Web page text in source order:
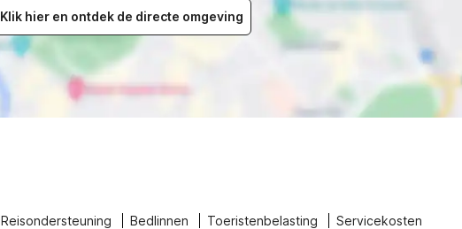
Klik hier en ontdek de directe omgeving
Reisondersteuning Bedlinnen Toeristenbelasting
Servicekosten